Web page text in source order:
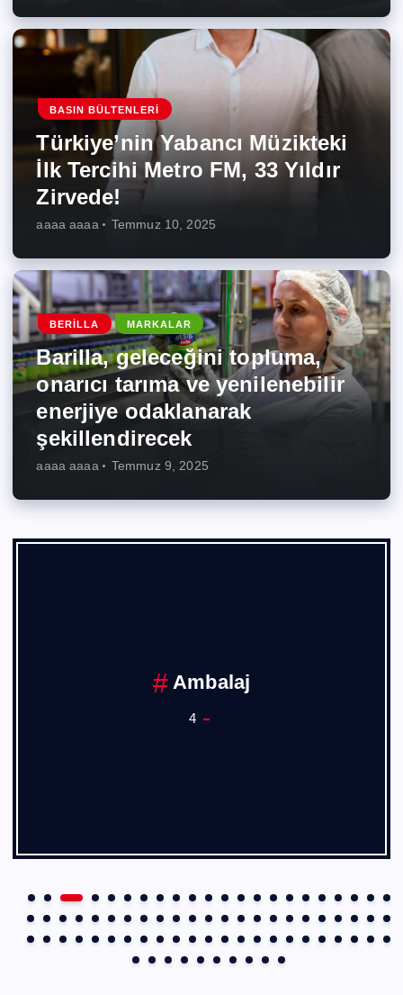
BASIN BÜLTENLERI
Türkiye’nin Yabancı Müzikteki
İlk Tercihi Metro FM, 33 Yıldır
Zirvede!
aaaa aaaa Temmuz 10, 2025
BERILLA MARKALAR
Barilla, geleceğini topluma,
onarıcı tarıma ve yenilenebilir
enerjiye odaklanarak
şekillendirecek
aaaa aaaa Temmuz 9, 2025
Ambalaj
4